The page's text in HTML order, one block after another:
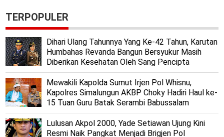
TERPOPULER
Dihari Ulang Tahunnya Yang Ke-42 Tahun, Karutan
Humbahas Revanda Bangun Bersyukur Masih
Diberikan Kesehatan Oleh Sang Pencipta
Mewakili Kapolda Sumut Irjen Pol Whisnu,
Kapolres Simalungun AKBP Choky Hadiri Haul ke-
15 Tuan Guru Batak Serambi Babussalam
Lulusan Akpol 2000, Yade Setiawan Ujung Kini
Resmi Naik Pangkat Menjadi Brigjen Pol